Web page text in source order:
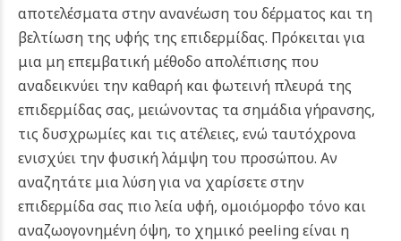
αποτελέσματα στην ανανέωση του δέρματος και τη
βελτίωση της υφής της επιδερμίδας. Πρόκειται για
μια μη επεμβατική μέθοδο απολέπισης που
αναδεικνύει την καθαρή και φωτεινή πλευρά της
επιδερμίδας σας, μειώνοντας τα σημάδια γήρανσης,
τις δυσχρωμίες και τις ατέλειες, ενώ ταυτόχρονα
ενισχύει την φυσική λάμψη του προσώπου. Αν
αναζητάτε μια λύση για να χαρίσετε στην
επιδερμίδα σας πιο λεία υφή, ομοιόμορφο τόνο και
αναζωογονημένη όψη, το χημικό peeling είναι η